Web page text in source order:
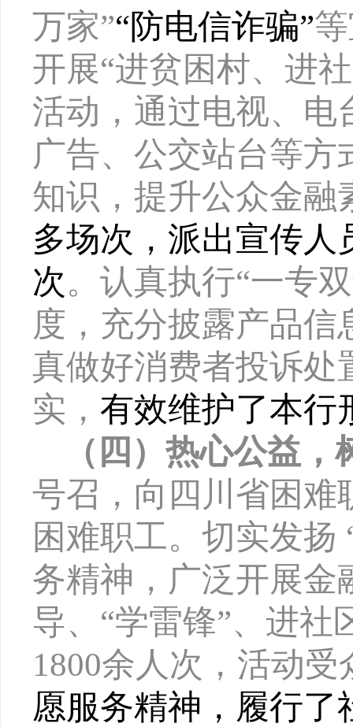
万家”“防电信诈骗”
开展“进贫困村、进
活动，通过电视、电
广告、公交站台等
知识，提升公众金融
多场次，派出宣传人
次。认真执行“一专
度，充分披露产品
真做好消费者投诉处
实， 有效维护了本行
（四）热心公益
号召，向四川省困难
困难职工。切实发扬
务精神，广泛开展金
导、“学雷锋”、进
1800余人次，活动
愿服务精神，履行